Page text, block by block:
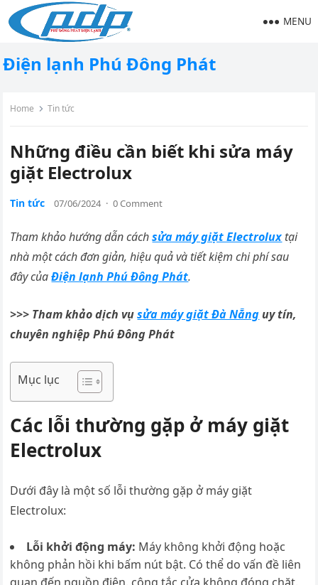
Điện lạnh Phú Đông Phát
MENU
Home Tin tức
Những điều cần biết khi sửa máy
giặt Electrolux
Tin tức 07/06/2024 · 0 Comment
Tham khảo hướng dẫn cáchsửa máy giặt Electrolux tại
nhà một cách đơn giản, hiệu quả và tiết kiệm chi phí sau
đây củaĐiện lạnh Phú Đông Phát.
>>> Tham khảo dịch vụsửa máy giặt Đà Nẵng uy tín,
chuyên nghiệp Phú Đông Phát
Mục lục
Các lỗi thường gặp ở máy giặt
Electrolux
Dưới đây là một số lỗi thường gặp ở máy giặt
Electrolux:
Lỗi khởi động máy: Máy không khởi động hoặc
không phản hồi khi bấm nút bật. Có thể do vấn đề liên